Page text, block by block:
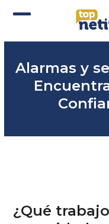
móvil
móvil
Alarmas y
¿Qué